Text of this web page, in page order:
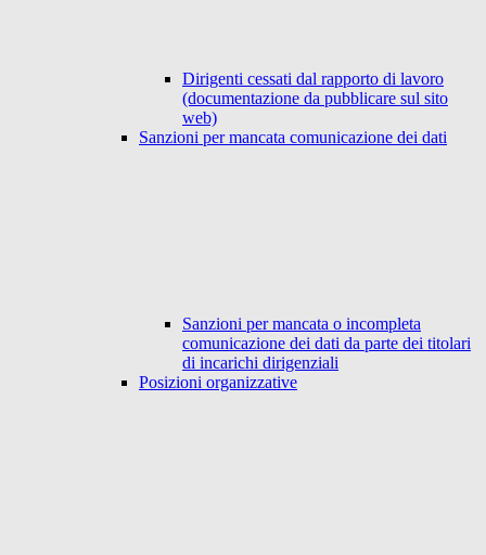
Dirigenti cessati dal rapporto di lavoro
(documentazione da pubblicare sul sito
web)
Sanzioni per mancata comunicazione dei dati
Sanzioni per mancata o incompleta
comunicazione dei dati da parte dei titolari
di incarichi dirigenziali
Posizioni organizzative